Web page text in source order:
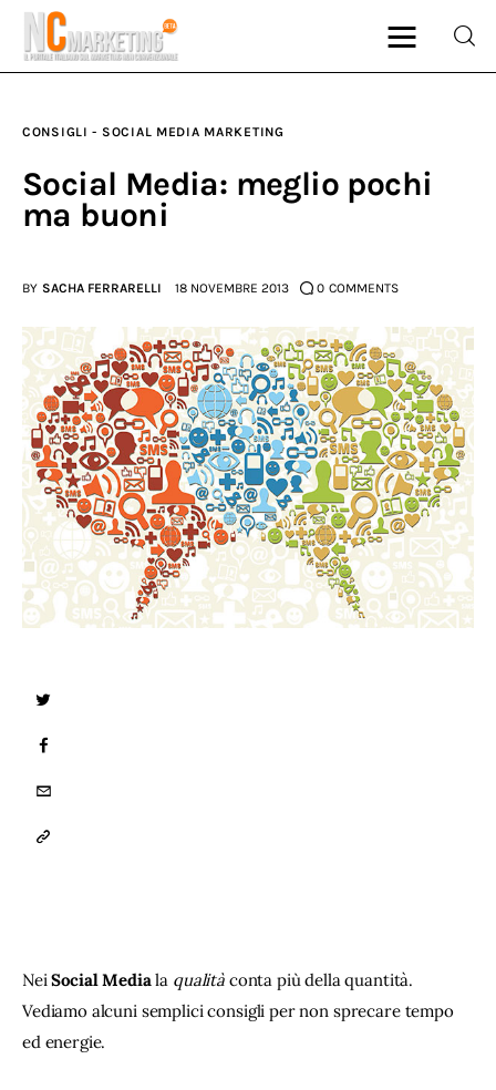
Rubriche
Glossario
NCMarketing
Partner
CONSIGLI - SOCIAL MEDIA MARKETING
Social Media: meglio pochi
ma buoni
BY SACHA FERRARELLI 18 NOVEMBRE 2013 0 COMMENTS
TWITTER
FACEBOOK
EMAIL
COPY
Nei Social Media la qualità conta più della quantità.
Vediamo alcuni semplici consigli per non sprecare tempo
ed energie.